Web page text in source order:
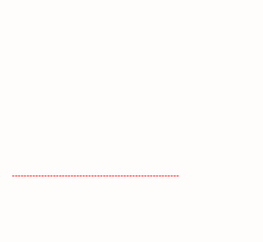
---------------------------------------------------------